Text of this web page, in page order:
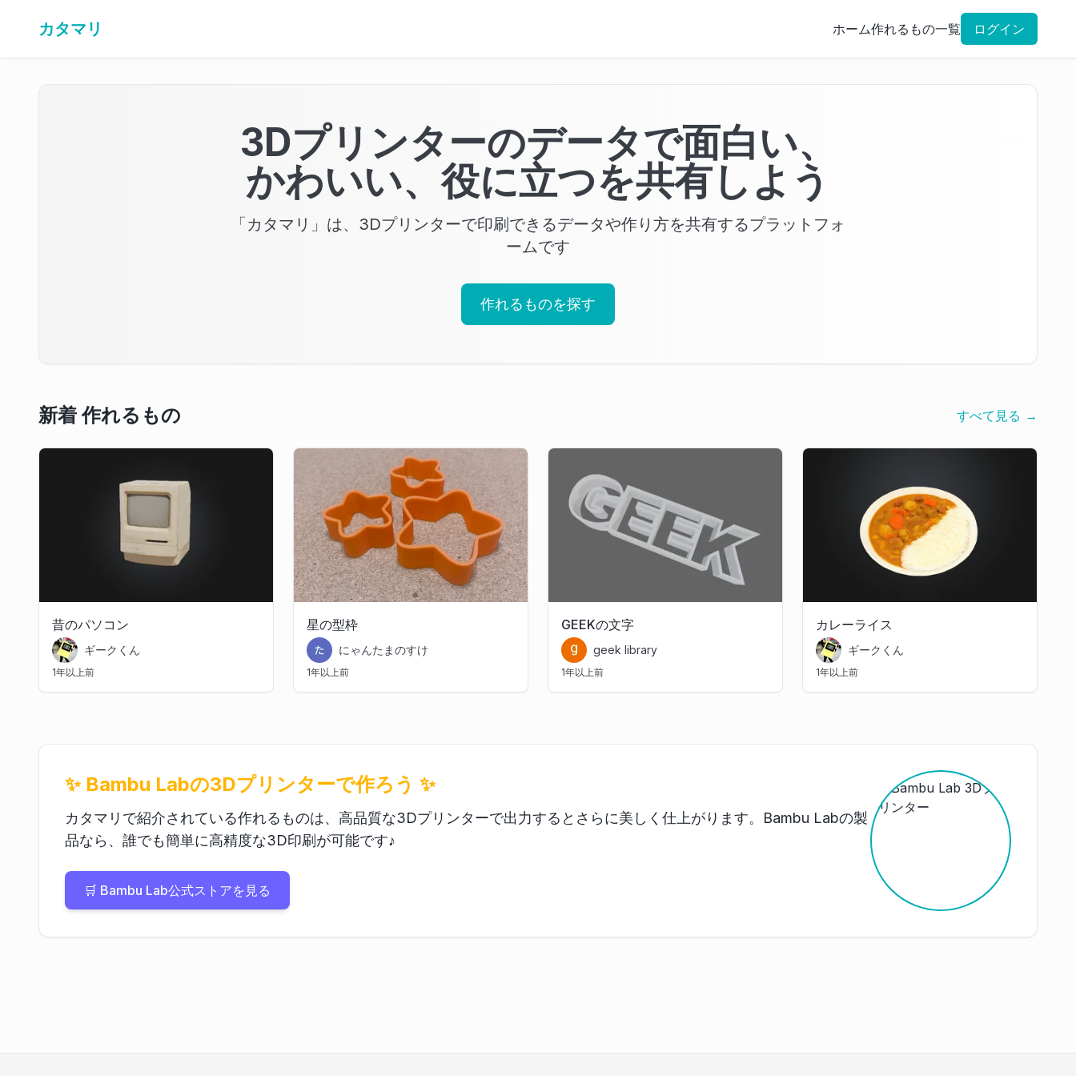
カタマリ ホーム作れるもの一覧 ログイン
3Dプリンターのデータで面白い、
かわいい、役に立つを共有しよう
「カタマリ」は、3Dプリンターで印刷できるデータや作り方を共有するプラットフォ
ームです
作れるものを探す
新着 作れるもの すべて見る →
昔のパソコン
ギークくん
1年以上前
星の型枠
にゃんたまのすけ
1年以上前
GEEKの文字
geek library
1年以上前
カレーライス
ギークくん
1年以上前
✨ Bambu Labの3Dプリンターで作ろう ✨
カタマリで紹介されている作れるものは、高品質な3Dプリンターで出力するとさらに美しく仕上がります。Bambu Labの製
品なら、誰でも簡単に高精度な3D印刷が可能です♪
🛒 Bambu Lab公式ストアを見る